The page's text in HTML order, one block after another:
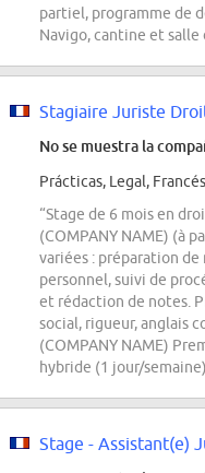
partiel, programme de
Navigo, cantine et salle
No se muestra la
Prácticas, Legal,
“Stage de 6 mois en
(COMPANY NAME) (à
variées : préparation
personnel, suivi de
et rédaction de notes.
social, rigueur, anglais
(COMPANY NAME)
hybride (1 jour/
Stage - Assistant(e)